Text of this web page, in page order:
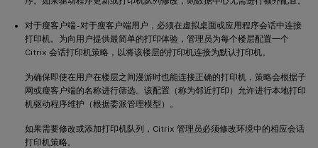
对于瘦客户端 - 对于瘦客户端用户，必须在虚拟桌面或应用程序会话中连接
打印机。为向用户提供最简单的打印体验，管理员为每个楼层配置一个
Citrix 会话打印机策略，以将该楼层的打印机连接为默认打印机。
为确保即使在用户在楼层之间漫游时也能连接正确的打印机，策略会根据子
网或瘦客户端的名称进行筛选。该配置（称为邻近打印）允许进行本地打印
机驱动程序维护（根据委派管理模型）。
如果需要修改或添加打印机队列，Citrix 管理员必须修改环境中的相应会话
打印机策略。